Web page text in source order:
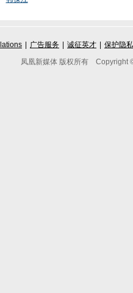
广告服务 诚征英才
保护隐
凤凰新媒体 版权所有 Copyright